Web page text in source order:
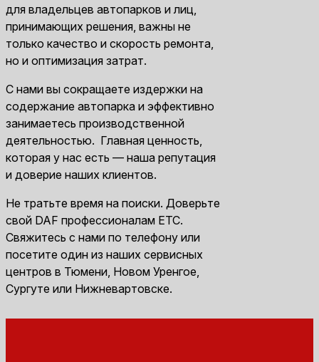
для владельцев автопарков и лиц,
принимающих решения, важны не
только качество и скорость ремонта,
но и оптимизация затрат.
С нами вы сокращаете издержки на
содержание автопарка и эффективно
занимаетесь производственной
деятельностью. Главная ценность,
которая у нас есть — наша репутация
и доверие наших клиентов.
Не тратьте время на поиски. Доверьте
свой DAF профессионалам ЕТС.
Свяжитесь с нами по телефону или
посетите один из наших сервисных
центров в Тюмени, Новом Уренгое,
Сургуте или Нижневартовске.